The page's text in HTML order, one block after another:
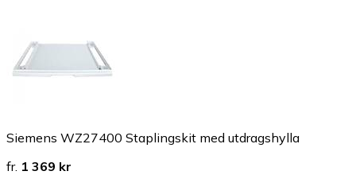
Siemens WZ27400 Staplingskit med utdragshylla
fr. 1 369 kr